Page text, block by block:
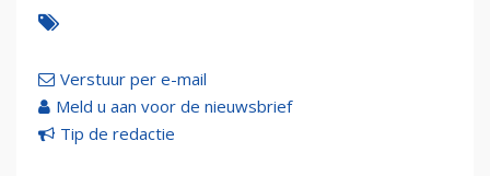
Verstuur per e-mail
Meld u aan voor de nieuwsbrief
Tip de redactie